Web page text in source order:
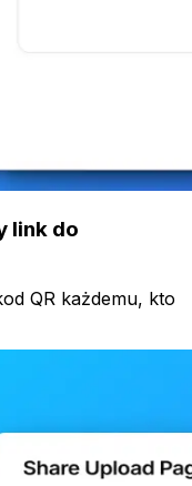
link do
QR każdemu, kto